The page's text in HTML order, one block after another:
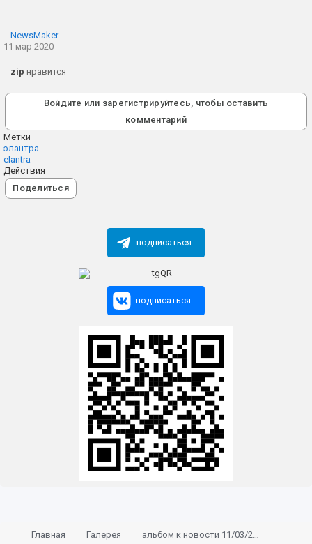
NewsMaker
11 мар 2020
zip нравится
Войдите или зарегистрируйтесь, чтобы оставить
комментарий
Метки
элантра
elantra
Действия
Поделиться
подписаться
подписаться
Главная Галерея альбом к новости 11/03/2020